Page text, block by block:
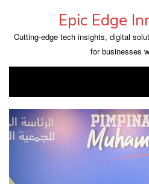
content
Epic Edge
Cutting-edge tech insights, digital
for businesses